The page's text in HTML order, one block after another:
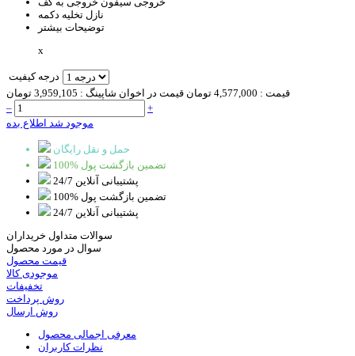
نازل تخلیه دکمه
توضیحات بیشتر
x
درجه کیفیت
قیمت : 4,577,000 تومان قیمت در اخوان شاپینگ : 3,959,105 تومان
–
+
موجود شد اطلاع بده
حمل و نقل رایگان
100% تضمین بازگشت پول
پشتیبانی آنلاین 24/7
100% تضمین بازگشت پول
پشتیبانی آنلاین 24/7
سوالات متداول خریداران
سوال در مورد محصول
قیمت محصول
موجودی کالا
تخفیفات
روش پرداخت
روش ارسال
معرفی اجمالی محصول
نظرات کاربران